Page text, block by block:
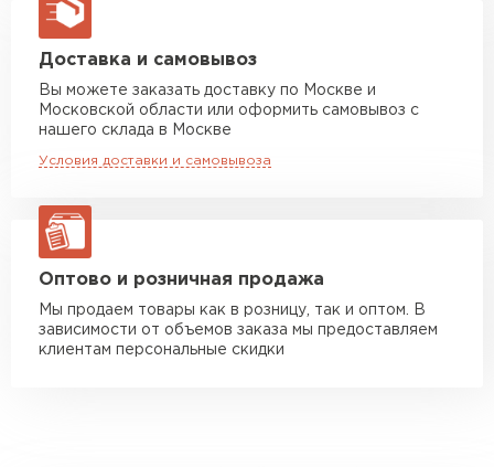
макс. длина груза 13,5 м
Манипулятор до 5 тн
Манипулятор до 10 тн
макс. длина груза 8 м
макс. длина груза 13,5 м
ЗАКАЗАТЬ С ДОСТАВКОЙ
Доставка и самовывоз
Вы можете заказать доставку по Москве и
Московской области или оформить самовывоз с
нашего склада в Москве
Условия доставки и самовывоза
Оптово и розничная продажа
Мы продаем товары как в розницу, так и оптом. В
зависимости от объемов заказа мы предоставляем
клиентам персональные скидки